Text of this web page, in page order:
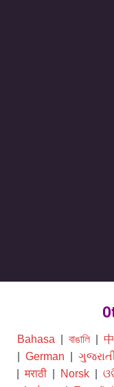
Bahasa বাঙালি
German
|मराठी| Norsk|